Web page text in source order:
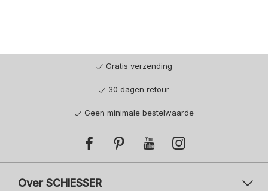
Gratis verzending
30 dagen retour
Geen minimale bestelwaarde
Over SCHIESSER